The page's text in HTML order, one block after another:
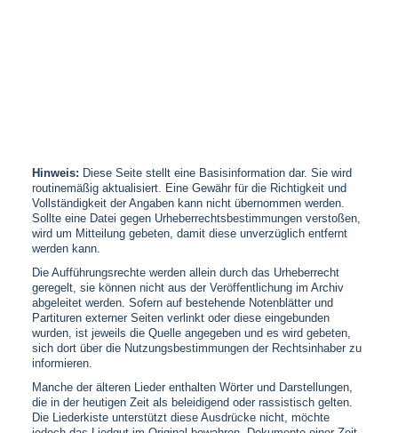
Hinweis: Diese Seite stellt eine Basisinformation dar. Sie wird
routinemäßig aktualisiert. Eine Gewähr für die Richtigkeit und
Vollständigkeit der Angaben kann nicht übernommen werden.
Sollte eine Datei gegen Urheberrechtsbestimmungen verstoßen,
wird um Mitteilung gebeten, damit diese unverzüglich entfernt
werden kann.
Die Aufführungsrechte werden allein durch das Urheberrecht
geregelt, sie können nicht aus der Veröffentlichung im Archiv
abgeleitet werden. Sofern auf bestehende Notenblätter und
Partituren externer Seiten verlinkt oder diese eingebunden
wurden, ist jeweils die Quelle angegeben und es wird gebeten,
sich dort über die Nutzungsbestimmungen der Rechtsinhaber zu
informieren.
Manche der älteren Lieder enthalten Wörter und Darstellungen,
die in der heutigen Zeit als beleidigend oder rassistisch gelten.
Die Liederkiste unterstützt diese Ausdrücke nicht, möchte